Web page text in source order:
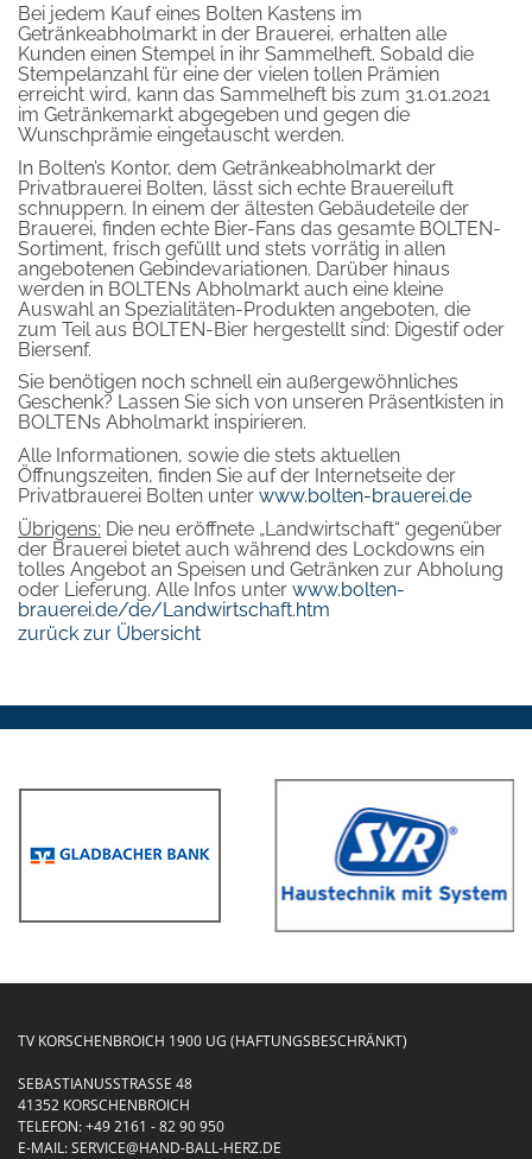
Bei jedem Kauf eines Bolten Kastens im
Getränkeabholmarkt in der Brauerei, erhalten alle
Kunden einen Stempel in ihr Sammelheft. Sobald die
Stempelanzahl für eine der vielen tollen Prämien
erreicht wird, kann das Sammelheft bis zum 31.01.2021
im Getränkemarkt abgegeben und gegen die
Wunschprämie eingetauscht werden.
In Bolten’s Kontor, dem Getränkeabholmarkt der
Privatbrauerei Bolten, lässt sich echte Brauereiluft
schnuppern. In einem der ältesten Gebäudeteile der
Brauerei, finden echte Bier-Fans das gesamte BOLTEN-
Sortiment, frisch gefüllt und stets vorrätig in allen
angebotenen Gebindevariationen. Darüber hinaus
werden in BOLTENs Abholmarkt auch eine kleine
Auswahl an Spezialitäten-Produkten angeboten, die
zum Teil aus BOLTEN-Bier hergestellt sind: Digestif oder
Biersenf.
Sie benötigen noch schnell ein außergewöhnliches
Geschenk? Lassen Sie sich von unseren Präsentkisten in
BOLTENs Abholmarkt inspirieren.
Alle Informationen, sowie die stets aktuellen
Öffnungszeiten, finden Sie auf der Internetseite der
Privatbrauerei Bolten unter www.bolten-brauerei.de
Übrigens: Die neu eröffnete „Landwirtschaft“ gegenüber
der Brauerei bietet auch während des Lockdowns ein
tolles Angebot an Speisen und Getränken zur Abholung
oder Lieferung. Alle Infos unter www.bolten-
brauerei.de/de/Landwirtschaft.htm
zurück zur Übersicht
TV KORSCHENBROICH 1900 UG (HAFTUNGSBESCHRÄNKT)
SEBASTIANUSSTRASSE 48
41352 KORSCHENBROICH
TELEFON:+49 2161 - 82 90 950
E-MAIL:SERVICE@HAND-BALL-HERZ.DE